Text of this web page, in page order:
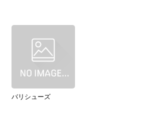
バリシューズ